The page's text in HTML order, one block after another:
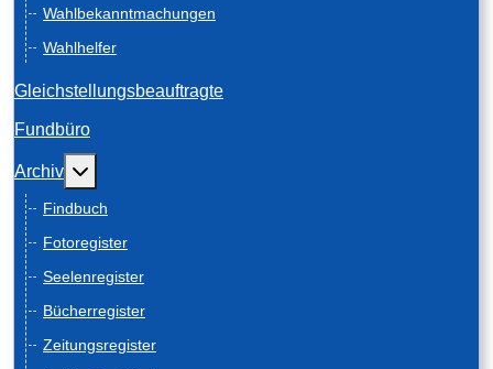
Wahlbekanntmachungen
Wahlhelfer
Gleichstellungsbeauftragte
Fundbüro
Archiv Weitere Informationen: Archiv
Findbuch
Fotoregister
Seelenregister
Bücherregister
Zeitungsregister